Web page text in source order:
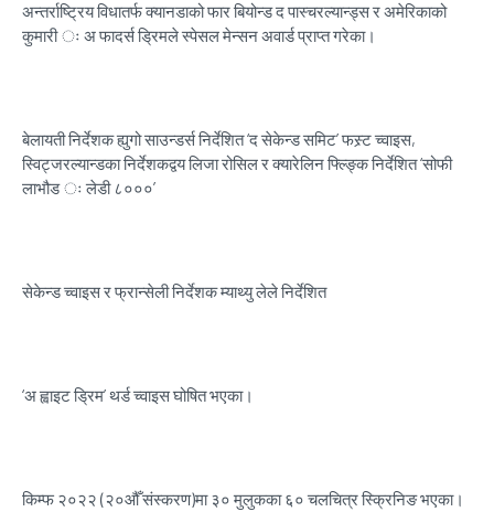
अन्तर्राष्ट्रिय विधातर्फ क्यानडाको फार बियोन्ड द पास्चरल्यान्ड्स र अमेरिकाको
कुमारी ः अ फादर्स ड्रिमले स्पेसल मेन्सन अवार्ड प्राप्त गरेका।
बेलायती निर्देशक ह्युगो साउन्डर्स निर्देशित ‘द सेकेन्ड समिट’ फस्र्ट च्वाइस,
स्विट्जरल्यान्डका निर्देशकद्वय लिजा रोसिल र क्यारेलिन फ्ल्ङ्कि निर्देशित ‘सोफी
लाभौड ः लेडी ८०००’
सेकेन्ड च्वाइस र फ्रान्सेली निर्देशक म्याथ्यु लेले निर्देशित
‘अ ह्वाइट ड्रिम’ थर्ड च्वाइस घोषित भएका।
किम्फ २०२२ (२०औँ संस्करण)मा ३० मुलुकका ६० चलचित्र स्क्रिनिङ भएका।